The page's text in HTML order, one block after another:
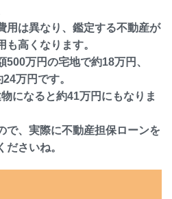
用は異なり、鑑定する不動産が
高くなります。
万円の宅地で約18万円、
万円です。
になると約41万円にもなりま
で、実際に不動産担保ローンを
さいね。